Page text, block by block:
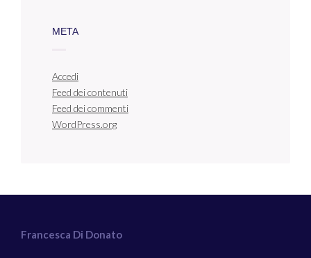
META
Accedi
Feed dei contenuti
Feed dei commenti
WordPress.org
Francesca Di Donato